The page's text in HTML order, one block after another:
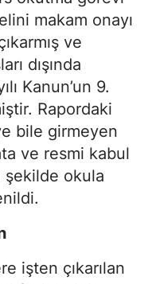
makam onayı
ve
dışında
Kanun’un 9.
Rapordaki
bile girmeyen
ve resmi kabul
şekilde okula
işten çıkarılan